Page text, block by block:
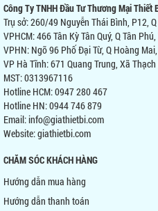
Công Ty TNHH Đầu Tư Thương Mại Thiết
Trụ sở: 260/49 Nguyễn Thái Bình, P12,
VPHCM: 466 Tân Kỳ Tân Quý, Q Tân
VPHN: Ngõ 96 Phố Đại Từ, Q Hoàng
VP Hà Tĩnh: 671 Quang Trung, Xã
MST: 0313967116
Hotline HCM: 0947 280 467
Hotline HN: 0944 746 879
Email: info@giathietbi.com
Website:giathietbi.com
CHĂM SÓC KHÁCH HÀNG
Hướng dẫn mua hàng
Hướng dẫn thanh toán